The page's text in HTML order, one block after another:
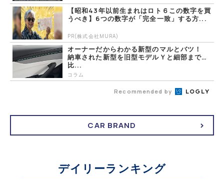
【昭和43年以前生まれはロト６この数字を買
うべき】6つの数字が「完全一致」する方...
PR(株式会社MURA)
オーナーだからわかる新型のマルとバツ！
納車された新型を旧型モデルＹと細部まで
比...
コラム
Recommended by
CAR BRAND
デイリーランキング